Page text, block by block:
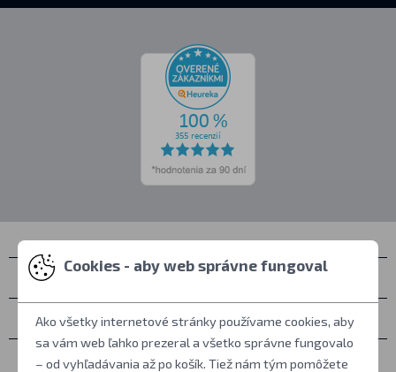
Kontakty
Zastihnete nás
Všetko o nákupe
Cookies - aby web správne fungoval
Ako všetky internetové stránky používame cookies, aby
sa vám web ľahko prezeral a všetko správne fungovalo
– od vyhľadávania až po košík. Tiež nám tým pomôžete